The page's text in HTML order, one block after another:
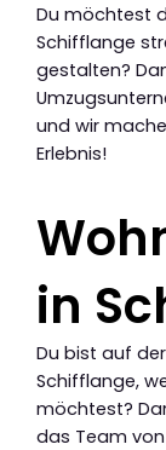
Du möchtest
Schifflange
gestalten?
und wir
Erlebnis!
in
Du bist auf
Schifflange,
möchtest?
das Team